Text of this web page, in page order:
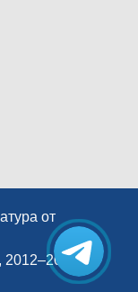
от
2012–2026